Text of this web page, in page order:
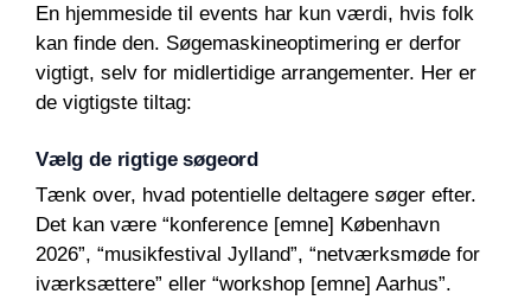
En hjemmeside til events har kun værdi, hvis folk
kan finde den. Søgemaskineoptimering er derfor
vigtigt, selv for midlertidige arrangementer. Her er
de vigtigste tiltag:
Vælg de rigtige søgeord
Tænk over, hvad potentielle deltagere søger efter.
Det kan være “konference [emne] København
2026”, “musikfestival Jylland”, “netværksmøde for
iværksættere” eller “workshop [emne] Aarhus”.